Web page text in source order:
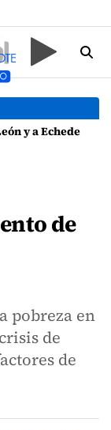
en contratos festivos
de
pobreza en
de
de